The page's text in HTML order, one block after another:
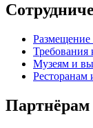
Размещение
Требования
Музеям и
Ресторанам
Партнёрам